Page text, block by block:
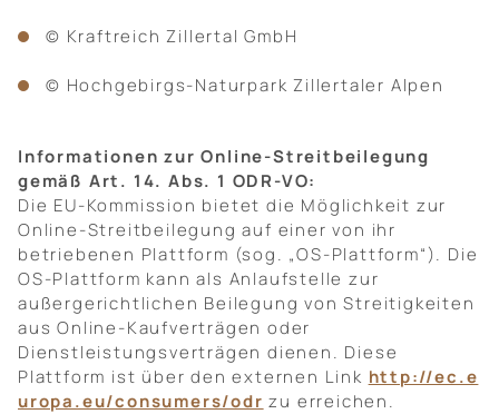
© Kraftreich Zillertal GmbH
© Hochgebirgs-Naturpark Zillertaler Alpen
Informationen zur Online-Streitbeilegung
gemäß Art. 14. Abs. 1 ODR-VO:
Die EU-Kommission bietet die Möglichkeit zur
Online-Streitbeilegung auf einer von ihr
betriebenen Plattform (sog. „OS-Plattform“). Die
OS-Plattform kann als Anlaufstelle zur
außergerichtlichen Beilegung von Streitigkeiten
aus Online-Kaufverträgen oder
Dienstleistungsverträgen dienen. Diese
Plattform ist über den externen Link http://ec.e
uropa.eu/consumers/odr zu erreichen.